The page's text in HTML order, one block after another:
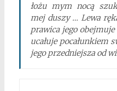
łożu mym nocą
mej duszy … Lewa
prawica jego
ucałuje pocałunkiem
jego przedniejsza od